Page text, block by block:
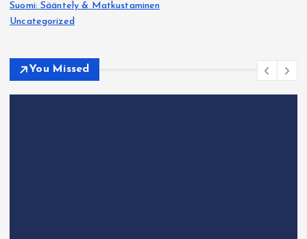
Suomi: Sääntely & Matkustaminen
Uncategorized
You Missed